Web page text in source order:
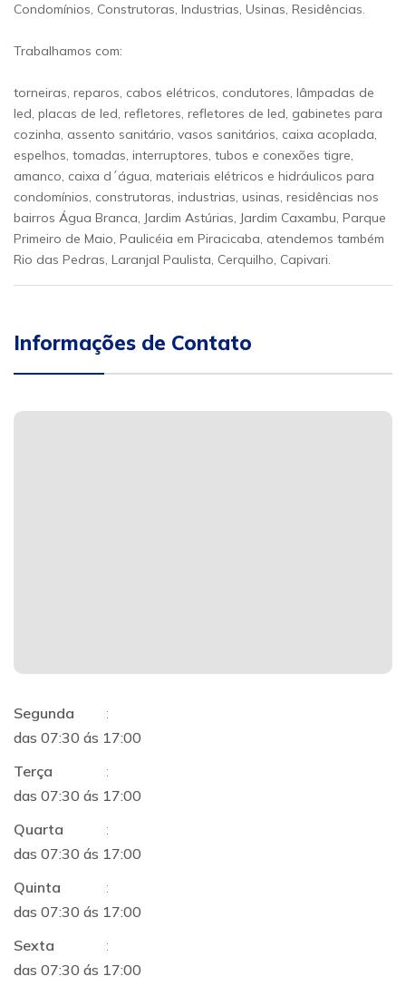
Condomínios, Construtoras, Industrias, Usinas, Residências.
Trabalhamos com:
torneiras, reparos, cabos elétricos, condutores, lâmpadas de
led, placas de led, refletores, refletores de led, gabinetes para
cozinha, assento sanitário, vasos sanitários, caixa acoplada,
espelhos, tomadas, interruptores, tubos e conexões tigre,
amanco, caixa d´água, materiais elétricos e hidráulicos para
condomínios, construtoras, industrias, usinas, residências nos
bairros Água Branca, Jardim Astúrias, Jardim Caxambu, Parque
Primeiro de Maio, Paulicéia em Piracicaba, atendemos também
Rio das Pedras, Laranjal Paulista, Cerquilho, Capivari.
Informações de Contato
Segunda
:
das 07:30 ás 17:00
Terça
:
das 07:30 ás 17:00
Quarta
:
das 07:30 ás 17:00
Quinta
:
das 07:30 ás 17:00
Sexta
:
das 07:30 ás 17:00